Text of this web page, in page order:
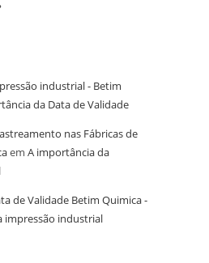
industrial - Betim
da Data de Validade
nas Fábricas de
em A importância da
de Validade Betim Quimica -
impressão industrial